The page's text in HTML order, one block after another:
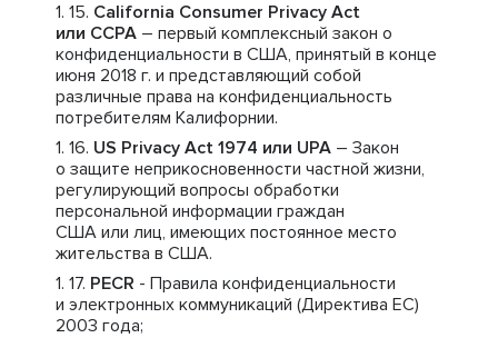
California Consumer Privacy Act
или CCPA – первый комплексный закон о
конфиденциальности в США, принятый в конце
июня 2018 г. и представляющий собой
различные права на конфиденциальность
потребителям Калифорнии.
US Privacy Act 1974 или UPA – Закон
о защите неприкосновенности частной жизни,
регулирующий вопросы обработки
персональной информации граждан
США или лиц, имеющих постоянное место
жительства в США.
PECR - Правила конфиденциальности
и электронных коммуникаций (Директива ЕС)
2003 года;